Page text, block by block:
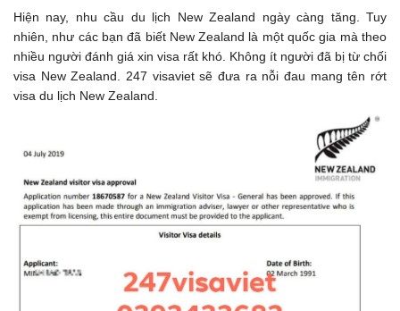
Hiện nay, nhu cầu du lịch New Zealand ngày càng tăng. Tuy
nhiên, như các bạn đã biết New Zealand là một quốc gia mà theo
nhiều người đánh giá xin visa rất khó. Không ít người đã bị từ chối
visa New Zealand. 247 visaviet sẽ đưa ra nỗi đau mang tên rớt
visa du lịch New Zealand.